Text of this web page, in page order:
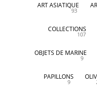
ART ASIATIQUE
93
COLLECTIONS
107
OBJETS DE MARINE
9
PAPILLONS
9